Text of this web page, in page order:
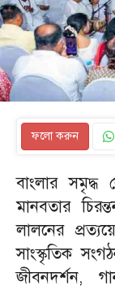
ফলো করুন
বাংলার
মানবতার
লালনের
সাংস্কৃতিক
জীবনদর্শন,